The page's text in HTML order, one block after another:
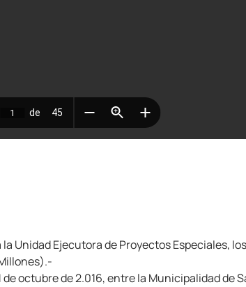
Unidad Ejecutora de Proyectos Especiales,
octubre de 2.016, entre la Municipalidad de